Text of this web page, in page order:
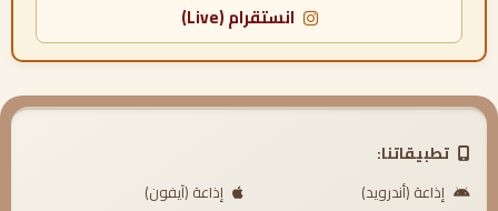
انستقرام (Live)
تطبيقاتنا:
إذاعة (أندرويد)
إذاعة (آيفون)